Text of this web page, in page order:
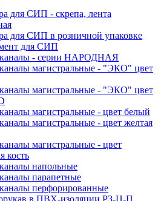
для СИП - скрепа, лента
для СИП в розничной упаковке
для СИП
каналы - серии НАРОДНАЯ
магистральные - "ЭКО" цвет
магистральные - "ЭКО" цвет
магистральные - цвет белый
магистральные - цвет желтая
магистральные - цвет
кость
напольные
парапетные
перфорированные
в ПВХ-изоляции РЗ-Ц-П